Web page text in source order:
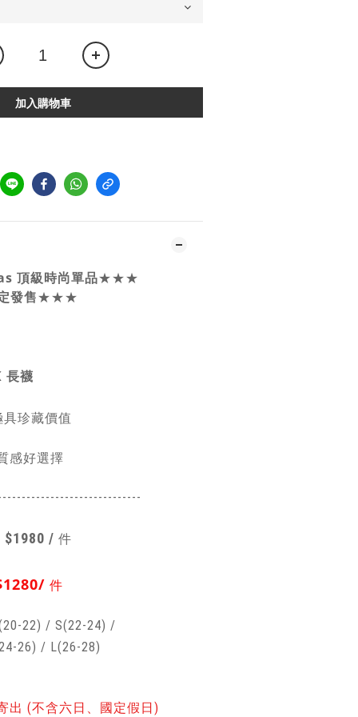
加入購物車
頂級時尚單品★★★
發售★★★
長襪
珍藏價值
感好選擇
------
$1980 / 件
件
22) / S(22-24) /
26) / L(26-28)
出 (不含六日、國定假日)